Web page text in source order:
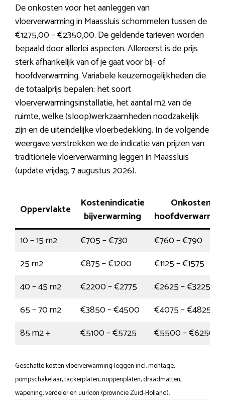
De onkosten voor het aanleggen van
vloerverwarming in Maassluis schommelen tussen de
€1275,00 – €2350,00. De geldende tarieven worden
bepaald door allerlei aspecten. Allereerst is de prijs
sterk afhankelijk van of je gaat voor bij- of
hoofdverwarming. Variabele keuzemogelijkheden die
de totaalprijs bepalen: het soort
vloerverwarmingsinstallatie, het aantal m2 van de
ruimte, welke (sloop)werkzaamheden noodzakelijk
zijn en de uiteindelijke vloerbedekking. In de volgende
weergave verstrekken we de indicatie van prijzen van
traditionele vloerverwarming leggen in Maassluis
(update vrijdag, 7 augustus 2026).
Oppervlakte
Kostenindicatie
bijverwarming
Onkosten
10 – 15 m2
€705 – €730
€760 – €790
25 m2
€875 – €1200
€1125 – €1575
40 – 45 m2
€2200 – €2775
€2625 – €3225
65 – 70 m2
€3850 – €4500
€4075 – €4825
85 m2 +
€5100 – €5725 €5500 – €6250
Geschatte kosten vloerverwarming leggen incl. montage,
pompschakelaar, tackerplaten, noppenplaten, draadmatten,
wapening, verdeler en uurloon (provincie Zuid-Holland).